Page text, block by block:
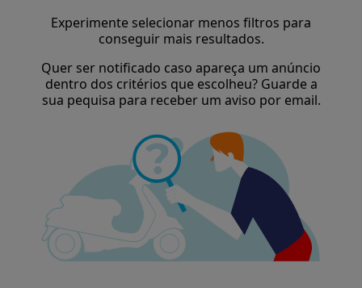
Experimente selecionar menos filtros para
conseguir mais resultados.
Quer ser notificado caso apareça um anúncio
dentro dos critérios que escolheu? Guarde a
sua pequisa para receber um aviso por email.